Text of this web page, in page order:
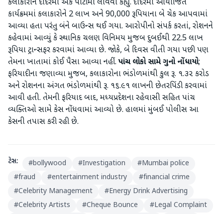
કલાકારોને દાદરમાં એક પાર્ટીમાં લાવવા કહ્યું. દાદરમાં આયોજિત
કાર્યક્રમમાં કલાકારોને 2 લાખ અને 90,000 રૂપિયાના બે ચેક આપવામાં
આવ્યા હતા પરંતુ બંને બાઉન્સ થઈ ગયા. આરોપીનો સંપર્ક કરતાં, રોશનને
કહેવામાં આવ્યું કે સ્થાનિક ચલણ વિનિમય મુજબ દુબઈથી 22.5 લાખ
રૂપિયા ટ્રાન્સફર કરવામાં આવ્યા છે. જોકે, બે દિવસ વીતી ગયા પછી પણ
તેમના ખાતામાં કોઈ પૈસા આવ્યા નહીં.પાંચ લોકો સામે ગુનો નોંધાયો;
ફરિયાદીના જણાવ્યા મુજબ, કલાકારોના ભંડોળમાંથી કુલ રૂ. ૧.૩૨ કરોડ
અને રોશનના અંગત ભંડોળમાંથી રૂ. ૧૬.૯૧ લાખની છેતરપિંડી કરવામાં
આવી હતી. તેમની ફરિયાદ બાદ, મધ્યપ્રદેશના રહેવાસી સહિત પાંચ
વ્યક્તિઓ સામે કેસ નોંધવામાં આવ્યો છે. હાલમાં મુંબઈ પોલીસ આ
કેસની તપાસ કરી રહી છે.
ટેગ્સ: #bollywood #Investigation #Mumbai police
#fraud #entertainment industry #financial crime
#Celebrity Management #Energy Drink Advertising
#Celebrity Artists #Cheque Bounce #Legal Complaint